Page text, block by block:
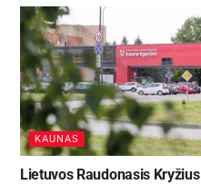
KAUNAS
Lietuvos Raudonasis Kryžius